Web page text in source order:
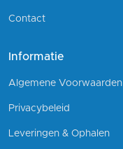
Contact
Informatie
Algemene Voorwaarden
Privacybeleid
Leveringen & Ophalen